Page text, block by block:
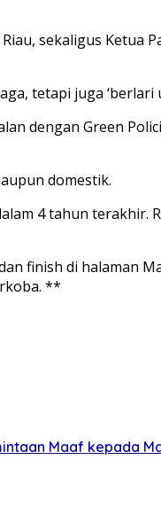
sekaligus Ketua
tetapi juga
dengan Green
domestik.
4 tahun terakhir.
finish di halaman
**
Maaf kepada